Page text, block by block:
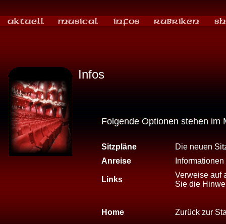
Infos
Folgende Optionen stehen im
Sitzpläne
Die neuen
Anreise
Links
Verweise auf
Sie die
Home Zurück zur